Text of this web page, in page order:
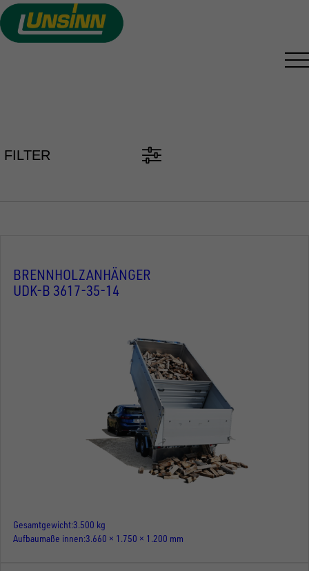
Direkt
zum
Inhalt
FILTER
BRENNHOLZANHÄNGER
UDK-B 3617-35-14
Gesamtgewicht3.500 kg
Aufbaumaße innen 3.660 × 1.750 × 1.200 mm